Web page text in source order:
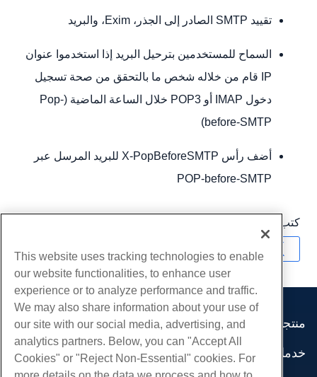
تقييد SMTP الصادر إلى الجذر، Exim، والبريد
السماح للمستخدمين بترحيل البريد إذا استخدموا عنوان
IP قام من خلاله شخص ما بالتحقق من صحة تسجيل
دخول IMAP أو POP3 خلال الساعة الماضية (Pop-
before-SMTP)
أضف رأس X-PopBeforeSMTP للبريد المرسل عبر
POP-before-SMTP
كتب بواسطة
منتجات
استضافة الموقع
استضافة الأعمال
خدمات
هجرات الموقع
This website uses tracking technologies to enable
our website functionalities, to enhance user
experience or to analyze performance and traffic.
We may also share information about your use of
our site with our social media, advertising, and
analytics partners. Below, you can "Accept All
Cookies" or "Reject Non-Essential" cookies. For